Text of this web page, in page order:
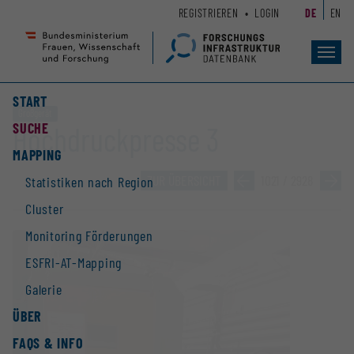
Seiteninhalt
Accesskey
Hauptnavigation
Accesskey
START
SUCHE
MAPPING
Statistiken nach Region
Cluster
Monitoring Förderungen
ESFRI-AT-Mapping
Galerie
ÜBER
FAQS & INFO
REGISTRIEREN LOGIN DE EN
Hochdruckpresse 3
ZUR ÜBERSICHT